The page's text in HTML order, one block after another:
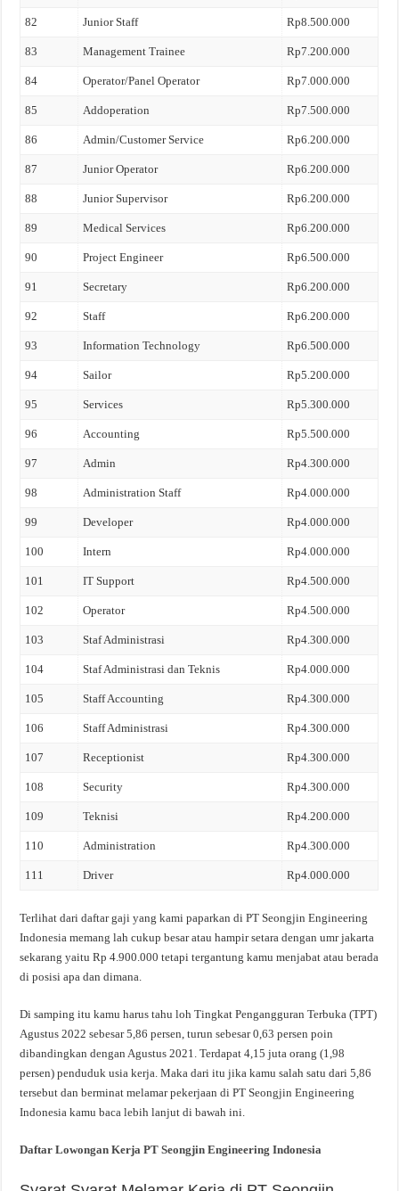
82 Junior Staff Rp8.500.000
83 Management Trainee Rp7.200.000
84 Operator/Panel Operator Rp7.000.000
85 Addoperation Rp7.500.000
86 Admin/Customer Service Rp6.200.000
87 Junior Operator Rp6.200.000
88 Junior Supervisor Rp6.200.000
89 Medical Services Rp6.200.000
90 Project Engineer Rp6.500.000
91 Secretary Rp6.200.000
92 Staff Rp6.200.000
93 Information Technology Rp6.500.000
94 Sailor Rp5.200.000
95 Services Rp5.300.000
96 Accounting Rp5.500.000
97 Admin Rp4.300.000
98 Administration Staff Rp4.000.000
99 Developer Rp4.000.000
100 Intern Rp4.000.000
101 IT Support Rp4.500.000
102 Operator Rp4.500.000
103 Staf Administrasi Rp4.300.000
104 Staf Administrasi dan Teknis Rp4.000.000
105 Staff Accounting Rp4.300.000
106 Staff Administrasi Rp4.300.000
107 Receptionist Rp4.300.000
108 Security Rp4.300.000
109 Teknisi Rp4.200.000
110 Administration Rp4.300.000
111 Driver Rp4.000.000
Terlihat dari daftar gaji yang kami paparkan di PT Seongjin Engineering
Indonesia memang lah cukup besar atau hampir setara dengan umr jakarta
sekarang yaitu Rp 4.900.000 tetapi tergantung kamu menjabat atau berada
di posisi apa dan dimana.
Di samping itu kamu harus tahu loh Tingkat Pengangguran Terbuka (TPT)
Agustus 2022 sebesar 5,86 persen, turun sebesar 0,63 persen poin
dibandingkan dengan Agustus 2021. Terdapat 4,15 juta orang (1,98
persen) penduduk usia kerja. Maka dari itu jika kamu salah satu dari 5,86
tersebut dan berminat melamar pekerjaan di PT Seongjin Engineering
Indonesia kamu baca lebih lanjut di bawah ini.
Daftar Lowongan Kerja PT Seongjin Engineering Indonesia